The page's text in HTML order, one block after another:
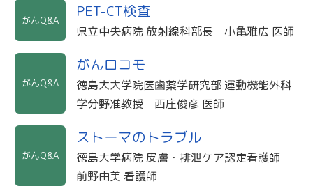
がんQ&A PET-CT検査
県立中央病院 放射線科部長 小亀雅広 医師
がんQ&A
がんロコモ
徳島大大学院医歯薬学研究部 運動機能外科
学分野准教授 西庄俊彦 医師
がんQ&A
ストーマのトラブル
徳島大学病院 皮膚・排泄ケア認定看護師
前野由美 看護師